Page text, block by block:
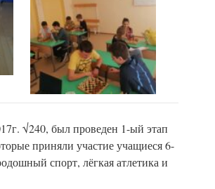
√240, был проведен 1-ый этап
приняли участие учащиеся 6-
спорт, лёгкая атлетика и